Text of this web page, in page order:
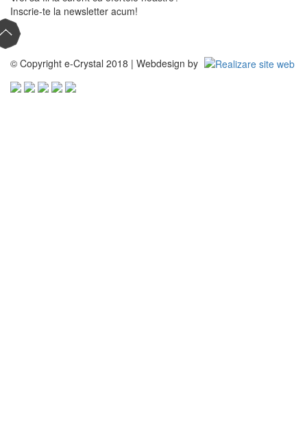
Inscrie-te la newsletter acum!
© Copyright e-Crystal 2018 | Webdesign by